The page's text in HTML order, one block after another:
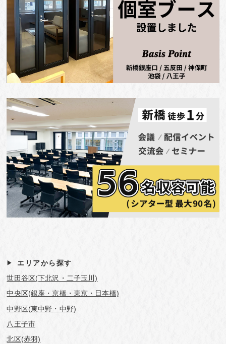
エリアから探す
世田谷区(下北沢・二子玉川)
中央区(銀座・京橋・東京・日本橋)
中野区(東中野・中野)
八王子市
北区(赤羽)